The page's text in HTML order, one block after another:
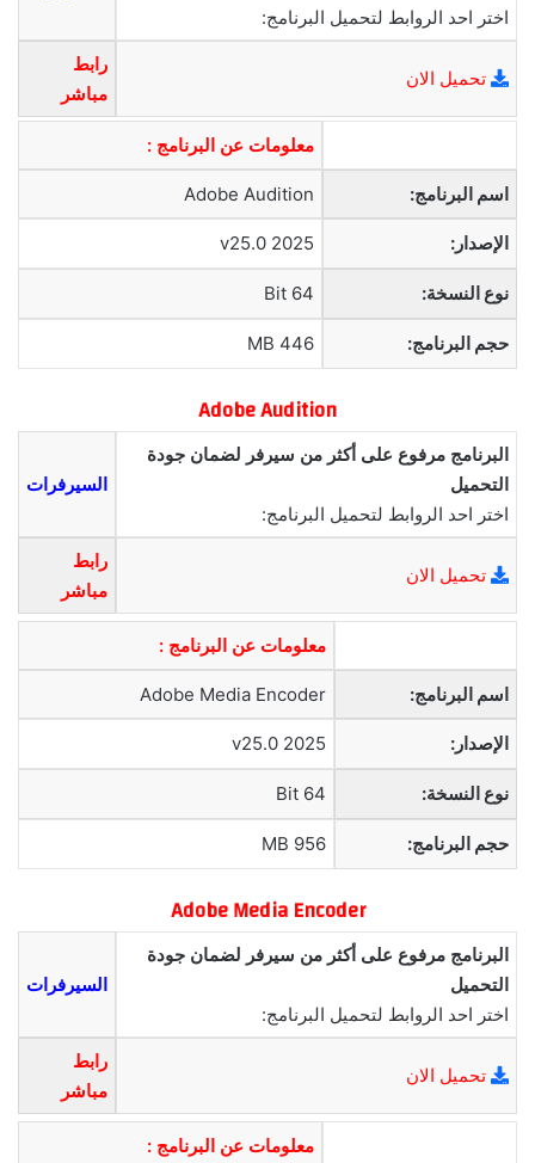
اختر احد الروابط لتحميل البرنامج:
تحميل الان
رابط
مباشر
معلومات عن البرنامج :
اسم البرنامج: Adobe Audition
الإصدار: 2025 v25.0
نوع النسخة: 64 Bit
حجم البرنامج: 446 MB
Adobe Audition
البرنامج مرفوع على أكثر من سيرفر لضمان جودة
التحميل
اختر احد الروابط لتحميل البرنامج:
السيرفرات
تحميل الان
رابط
مباشر
معلومات عن البرنامج :
اسم البرنامج: Adobe Media Encoder
الإصدار: 2025 v25.0
نوع النسخة: 64 Bit
حجم البرنامج: 956 MB
Adobe Media Encoder
البرنامج مرفوع على أكثر من سيرفر لضمان جودة
التحميل
اختر احد الروابط لتحميل البرنامج:
السيرفرات
تحميل الان
رابط
مباشر
معلومات عن البرنامج :